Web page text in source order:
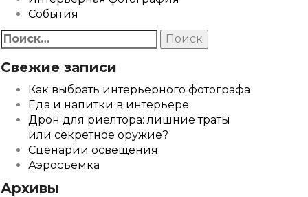
События
Найти:
Свежие записи
Как выбрать интерьерного фотографа
Еда и напитки в интерьере
Дрон для риелтора: лишние траты
или секретное оружие?
Сценарии освещения
Аэросъемка
Архивы